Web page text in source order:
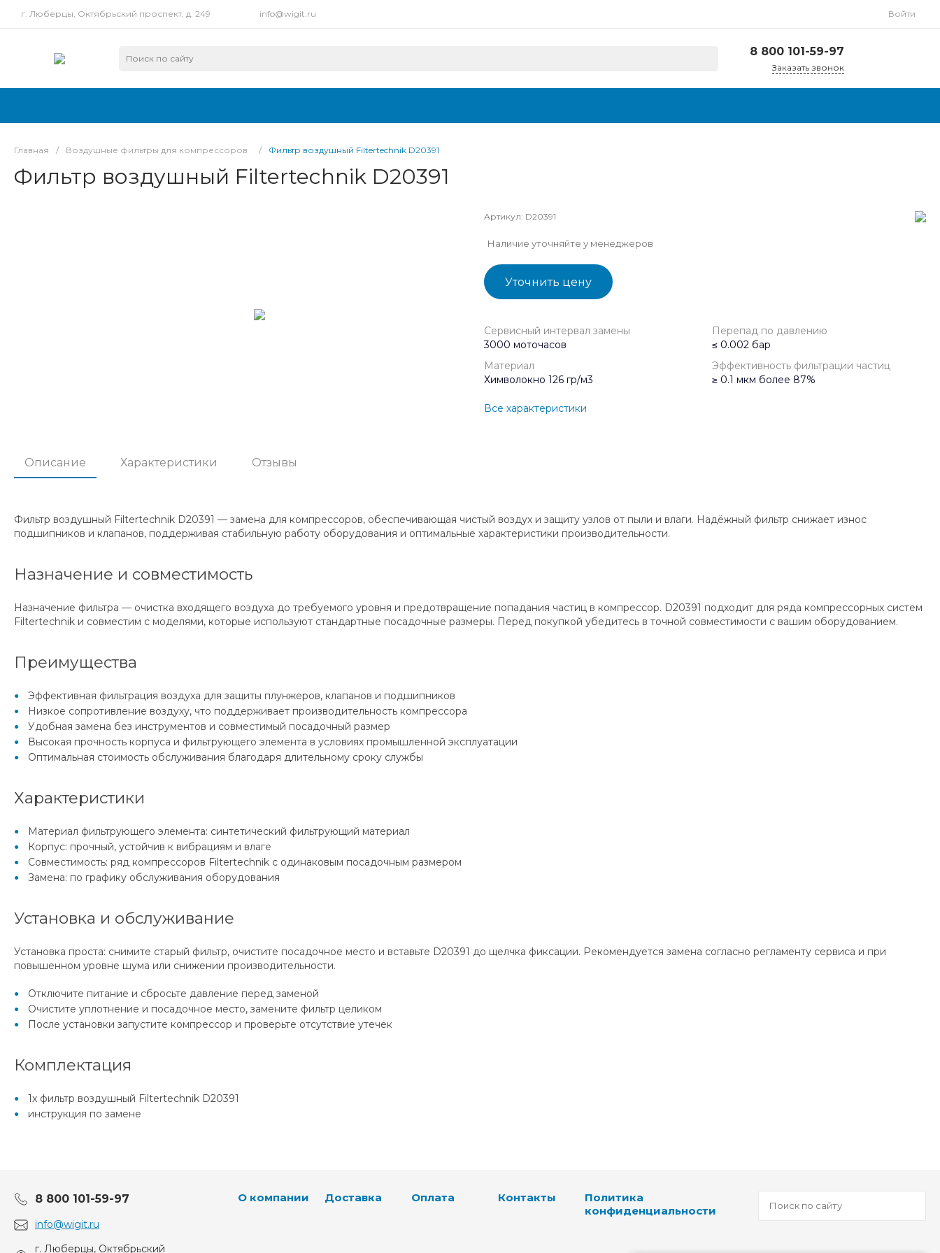
г. Люберцы, Октябрьский проспект, д. 249 info@wigit.ru Войти
8 800 101-59-97
Октябрьский
Заказать звонок
Главная / Воздушные фильтры для компрессоров / Фильтр воздушный Filtertechnik D20391
Фильтр воздушный Filtertechnik D20391
Артикул: D20391
Наличие уточняйте у менеджеров
Уточнить цену
Сервисный интервал замены
3000 моточасов
Перепад по давлению
≤ 0.002 бар
Материал
Химволокно 126 гр/м3
Эффективность фильтрации частиц
≥ 0.1 мкм более 87%
Все характеристики
Описание Характеристики Отзывы
Фильтр воздушный Filtertechnik D20391 — замена для компрессоров, обеспечивающая чистый воздух и защиту узлов от пыли и влаги. Надёжный фильтр снижает износ
подшипников и клапанов, поддерживая стабильную работу оборудования и оптимальные характеристики производительности.
Назначение и совместимость
Назначение фильтра — очистка входящего воздуха до требуемого уровня и предотвращение попадания частиц в компрессор. D20391 подходит для ряда компрессорных систем
Filtertechnik и совместим с моделями, которые используют стандартные посадочные размеры. Перед покупкой убедитесь в точной совместимости с вашим оборудованием.
Преимущества
Эффективная фильтрация воздуха для защиты плунжеров, клапанов и подшипников
Низкое сопротивление воздуху, что поддерживает производительность компрессора
Удобная замена без инструментов и совместимый посадочный размер
Высокая прочность корпуса и фильтрующего элемента в условиях промышленной эксплуатации
Оптимальная стоимость обслуживания благодаря длительному сроку службы
Характеристики
Материал фильтрующего элемента: синтетический фильтрующий материал
Корпус: прочный, устойчив к вибрациям и влаге
Совместимость: ряд компрессоров Filtertechnik с одинаковым посадочным размером
Замена: по графику обслуживания оборудования
Установка и обслуживание
Установка проста: снимите старый фильтр, очистите посадочное место и вставьте D20391 до щелчка фиксации. Рекомендуется замена согласно регламенту сервиса и при
повышенном уровне шума или снижении производительности.
Отключите питание и сбросьте давление перед заменой
Очистите уплотнение и посадочное место, замените фильтр целиком
После установки запустите компрессор и проверьте отсутствие утечек
Комплектация
1x фильтр воздушный Filtertechnik D20391
инструкция по замене
8 800 101-59-97
info@wigit.ru
г. Люберцы, Октябрьский
О компании Доставка Оплата Контакты
Политика
конфиденциальности